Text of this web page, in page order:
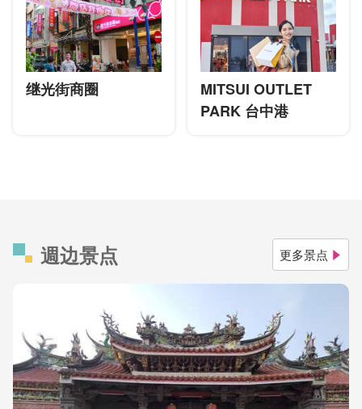
继光街商圈
MITSUI OUTLET
PARK 台中港
週边景点 更多景点